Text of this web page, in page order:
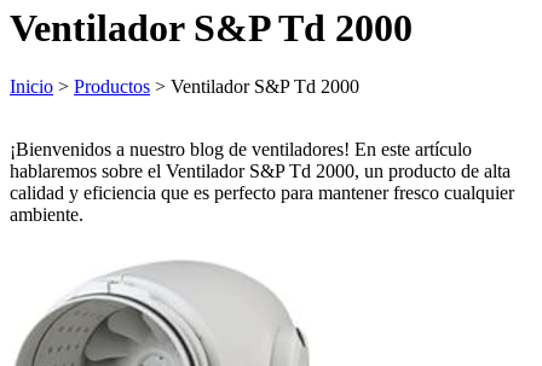
Ventilador S&P Td 2000
Inicio > Productos > Ventilador S&P Td 2000
¡Bienvenidos a nuestro blog de ventiladores! En este artículo
hablaremos sobre el Ventilador S&P Td 2000, un producto de alta
calidad y eficiencia que es perfecto para mantener fresco cualquier
ambiente.